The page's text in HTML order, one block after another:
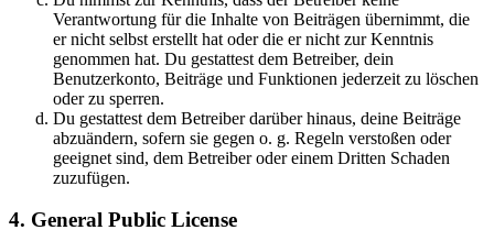
Verantwortung für die Inhalte von Beiträgen übernimmt, die
er nicht selbst erstellt hat oder die er nicht zur Kenntnis
genommen hat. Du gestattest dem Betreiber, dein
Benutzerkonto, Beiträge und Funktionen jederzeit zu löschen
oder zu sperren.
Du gestattest dem Betreiber darüber hinaus, deine Beiträge
abzuändern, sofern sie gegen o. g. Regeln verstoßen oder
geeignet sind, dem Betreiber oder einem Dritten Schaden
zuzufügen.
4. General Public License